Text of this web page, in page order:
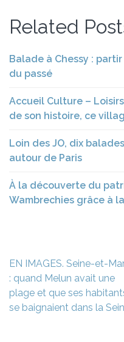
Related
Balade à Chessy :
du passé
Accueil Culture –
de son histoire, ce
Loin des JO, dix
autour de Paris
À la découverte du
Wambrechies grâce à
Navigation
de
l’article
EN IMAGES. Seine-et-
: quand Melun avait une
plage et que ses
se baignaient dans la